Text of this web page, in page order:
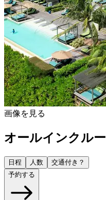
画像を見る
オールインクル
日程 人数
交通付き？
予約する